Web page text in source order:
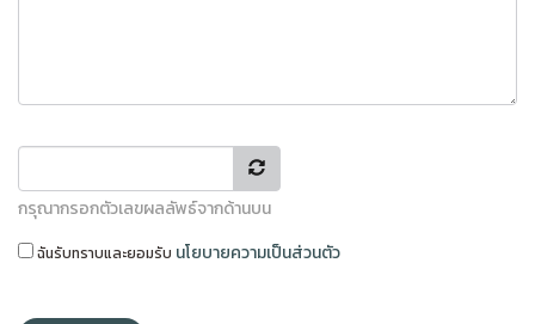
กรุณากรอกตัวเลขผลลัพธ์จากด้านบน
ฉันรับทราบและยอมรับ นโยบายความเป็นส่วนตัว